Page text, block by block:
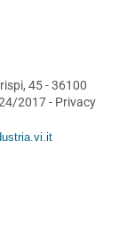
45 - 36100
2017- Privacy